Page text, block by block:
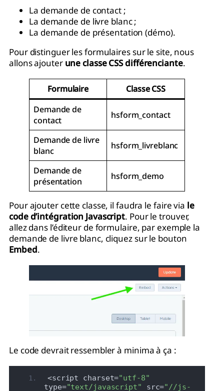
La demande de contact ;
La demande de livre blanc ;
La demande de présentation (démo).
Pour distinguer les formulaires sur le site, nous
allons ajouter une classe CSS différenciante.
Formulaire
Classe CSS
Demande de
contact
hsform_contact
Demande de livre
blanc
hsform_livreblanc
Demande de
présentation
hsform_demo
Pour ajouter cette classe, il faudra le faire via le
code d’intégration Javascript. Pour le trouver,
allez dans l’éditeur de formulaire, par exemple la
demande de livre blanc, cliquez sur le bouton
Embed.
Le code devrait ressembler à minima à ça :
<script charset="utf-8"
type="text/javascript" src="//js-